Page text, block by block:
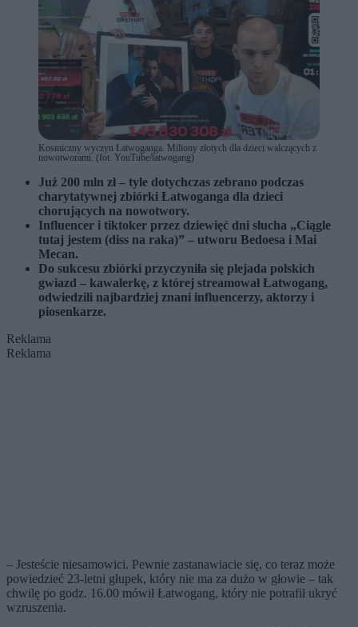
Kosmiczny wyczyn Łatwoganga. Miliony złotych dla dzieci walczących z
nowotworami. (fot. YouTube/latwogang)
Już 200 mln zł – tyle dotychczas zebrano podczas
charytatywnej zbiórki Łatwoganga dla dzieci
chorujących na nowotwory.
Influencer i tiktoker przez dziewięć dni słucha „Ciągle
tutaj jestem (diss na raka)” – utworu Bedoesa i Mai
Mecan.
Do sukcesu zbiórki przyczyniła się plejada polskich
gwiazd – kawalerkę, z której streamował Łatwogang,
odwiedzili najbardziej znani influencerzy, aktorzy i
piosenkarze.
Reklama
Reklama
– Jesteście niesamowici. Pewnie zastanawiacie się, co teraz może
powiedzieć 23-letni głupek, który nie ma za dużo w głowie – tak
chwilę po godz. 16.00 mówił Łatwogang, który nie potrafił ukryć
wzruszenia.